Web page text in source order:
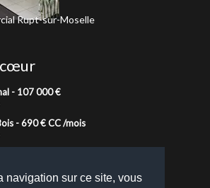
navigation sur ce site, vous
Rupt-sur-Moselle
cœur
- 107 000€
-690€CC/mois